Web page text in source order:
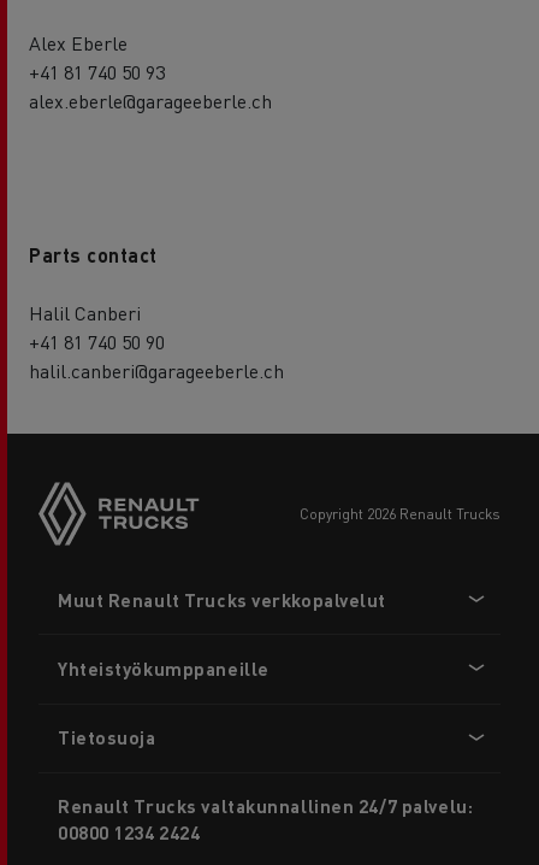
Alex Eberle
+41 81 740 50 93
alex.eberle@garageeberle.ch
Parts contact
Halil Canberi
+41 81 740 50 90
halil.canberi@garageeberle.ch
copyright 2026 Renault Trucks
menu
Muut Renault Trucks verkkopalvelut
Yhteistyökumppaneille
Tietosuoja
Renault Trucks valtakunnallinen 24/7 palvelu:
00800 1234 2424